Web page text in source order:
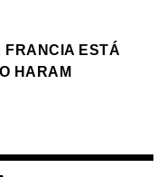
FRANCIA ESTÁ
HARAM